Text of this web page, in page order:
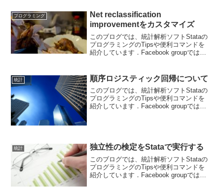
プログラミング
Net reclassification
improvementをカスタマイズ
このブログでは、統計解析ソフトStataの
プログラミングのTipsや便利コマンドを
紹介しています．Facebook groupでは、
す． ブログと合わせて個人の学習に役
立...
統計 順序ロジスティック回帰について
このブログでは、統計解析ソフトStataの
プログラミングのTipsや便利コマンドを
紹介しています．Facebook groupでは、
統計 独立性の検定をStataで実行する
このブログでは、統計解析ソフトStataの
プログラミングのTipsや便利コマンドを
紹介しています．Facebook groupでは、